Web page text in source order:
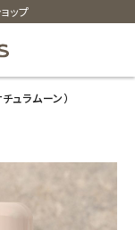
ップ
ュラムーン）